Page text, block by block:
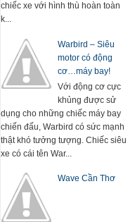
chiếc xe với hình thù hoàn toàn
k...
Warbird – Siêu
motor có động
cơ…máy bay!
Với động cơ cực
khủng được sử
dụng cho những chiếc máy bay
chiến đấu, Warbird có sức mạnh
thật khó tưởng tượng. Chiếc siêu
xe có cái tên War...
Wave Cần Thơ